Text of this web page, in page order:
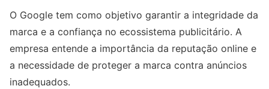
O Google tem como objetivo garantir a integridade da
marca e a confiança no ecossistema publicitário. A
empresa entende a importância da reputação online e
a necessidade de proteger a marca contra anúncios
inadequados.